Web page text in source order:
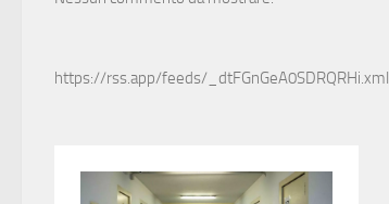
https://rss.app/feeds/_dtFGnGeA0SDRQRHi.xml